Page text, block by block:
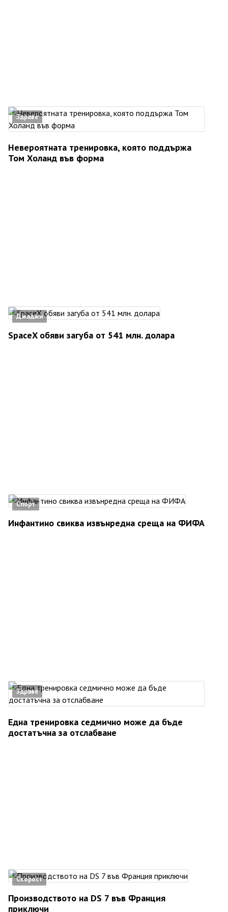
Здраве
Невероятната тренировка, която поддържа
Том Холанд във форма
Джаджи
SpaceX обяви загуба от 541 млн. долара
Спорт
Инфантино свиква извънредна среща на ФИФА
Здраве
Една тренировка седмично може да бъде
достатъчна за отслабване
Скорост
Производството на DS 7 във Франция
приключи